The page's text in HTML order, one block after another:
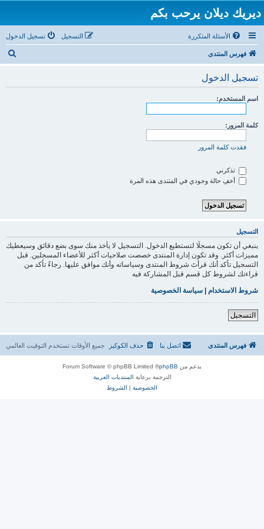
ديريك ديلان يرحب بكم
الأسئلة المتكررة تسجيل الدخول التسجيل
فهرس المنتدى
تسجيل الدخول
اسم المستخدم:
كلمة المرور:
فقدت كلمة المرور
تذكرني
أخفِ حالة وجودي في المنتدى هذه المرة
التسجيل
ينبغي أن تكون مسجلًا لتستطيع الدخول. التسجيل لا يأخذ منك سوى بضع دقائق وسيعطيك
مميزات أكثر. وقد تكون إدارة المنتدى خصصت صلاحيات أكثر للأعضاء المسجلين. قبل
التسجيل تأكد أنك قرأتَ شروط المنتدى وسياساته وأنك موافق عليها. رجاءً تأكد من
قراءتك لشروط كل قسم قبل المشاركة فيه
شروط الاستخدام | سياسة الخصوصية
التسجيل
فهرس المنتدى جميع الأوقات تستخدم التوقيت العالمي حذف الكوكيز اتصل بنا
بدعم من phpBB
® Forum Software © phpBB Limited
الترجمة برعاية المنتديات العربية
الخصوصية | الشروط